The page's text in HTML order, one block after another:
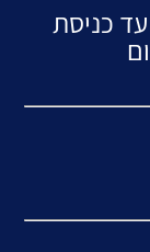
21:00 יום ו'- 9:-- עד כניסת